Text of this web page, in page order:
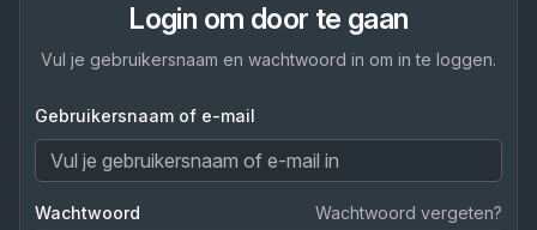
Login om door te gaan
Vul je gebruikersnaam en wachtwoord in om in te loggen.
Gebruikersnaam of e-mail
Wachtwoord Wachtwoord vergeten?